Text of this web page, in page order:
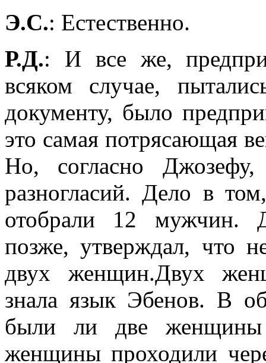
Э.С.: Естественно.
Р.Д.: И все же,
всяком случае,
документу, было
это самая потрясающая
Но, согласно
разногласий. Дело в
отобрали 12 мужчин.
позже, утверждал, что
двух женщин.Двух
знала язык Эбенов. В
были ли две
женщины проходили